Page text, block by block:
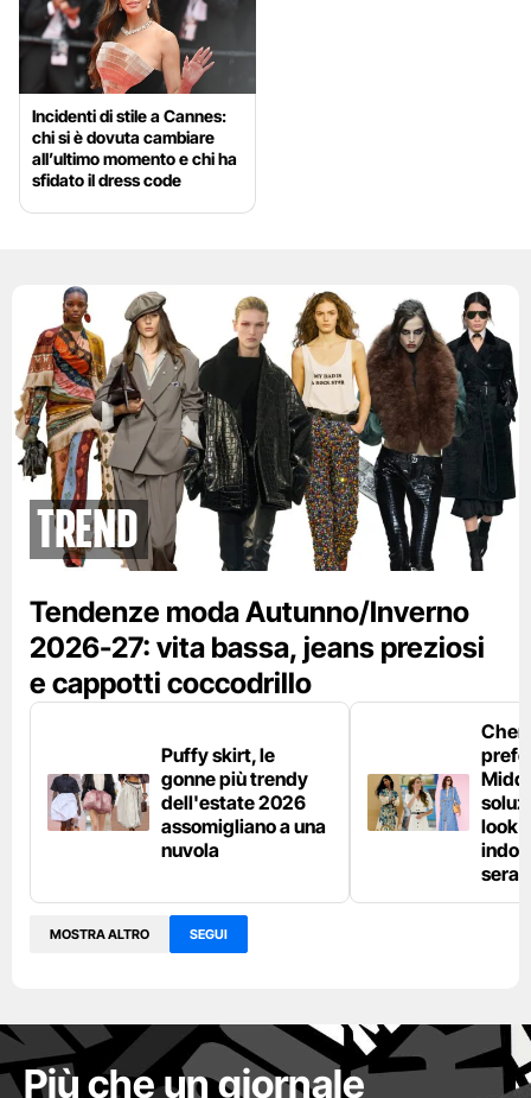
Incidenti di stile a Cannes:
chi si è dovuta cambiare
all’ultimo momento e chi ha
sfidato il dress code
Trend
Tendenze moda Autunno/Inverno
2026-27: vita bassa, jeans preziosi
e cappotti coccodrillo
Puffy skirt, le
gonne più trendy
dell'estate 2026
assomigliano a una
nuvola
look
sera
MOSTRA ALTRO SEGUI
Più che un giornale